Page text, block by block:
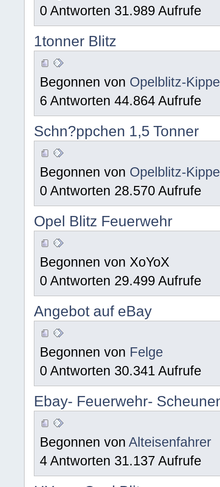
0 Antworten 31.989 Aufrufe
1tonner Blitz
Begonnen von Opelblitz-
6 Antworten 44.864 Aufrufe
Schn?ppchen 1,5 Tonner
Begonnen von Opelblitz-
0 Antworten 28.570 Aufrufe
Opel Blitz Feuerwehr
Begonnen von XoYoX
0 Antworten 29.499 Aufrufe
Angebot auf eBay
Begonnen von Felge
0 Antworten 30.341 Aufrufe
Ebay- Feuerwehr-
Begonnen vonAlteisenfahrer
4 Antworten 31.137 Aufrufe